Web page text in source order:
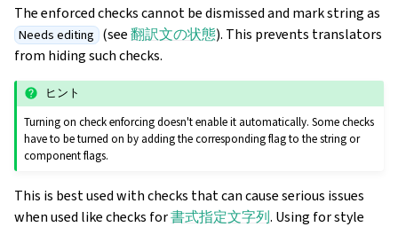
The enforced checks cannot be dismissed and mark string as
Needs editing (see翻訳文の状態). This prevents translators
from hiding such checks.
ヒント
Turning on check enforcing doesn't enable it automatically. Some checks
have to be turned on by adding the corresponding flag to the string or
component flags.
This is best used with checks that can cause serious issues
when used like checks for書式指定文字列. Using for style